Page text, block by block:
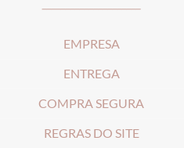
EMPRESA
ENTREGA
COMPRA SEGURA
REGRAS DO SITE